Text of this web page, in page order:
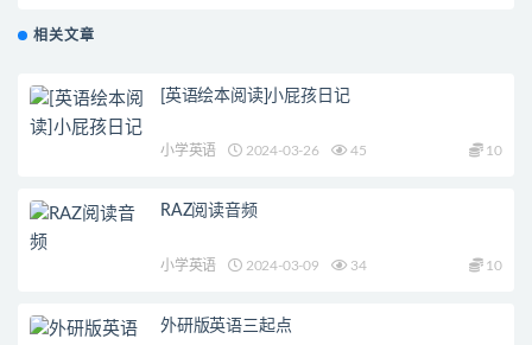
相关文章
[英语绘本阅读]小屁孩日记
小学英语 2024-03-26 45 10
RAZ阅读音频
小学英语 2024-03-09 34 10
外研版英语三起点